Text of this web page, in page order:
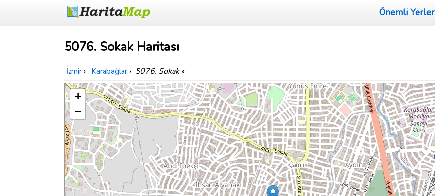
Önemli Yerler
5076. Sokak Haritası
İzmir › Karabağlar › 5076. Sokak»
+
−